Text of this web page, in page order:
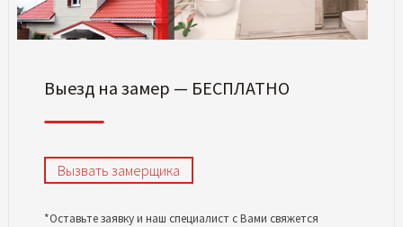
Выезд на замер — БЕСПЛАТНО
Вызвать замерщика
*Оставьте заявку и наш специалист с Вами свяжется